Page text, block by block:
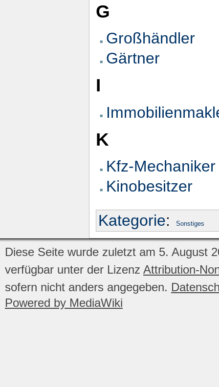
G
Großhändler
Gärtner
I
K
Kfz-Mechaniker
Kinobesitzer
Kategorie: Sonstiges
Diese Seite wurde zuletzt am 5. August
verfügbar unter der Lizenz Attribution-
sofern nicht anders angegeben.
Powered by MediaWiki